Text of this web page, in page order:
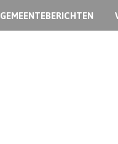
GEMEENTEBERICHTEN